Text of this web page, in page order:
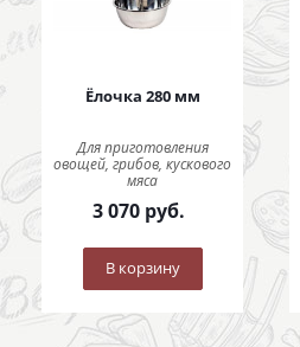
Ёлочка 280 мм
Для приготовления
овощей, грибов, кускового
мяса
3 070руб.
В корзину